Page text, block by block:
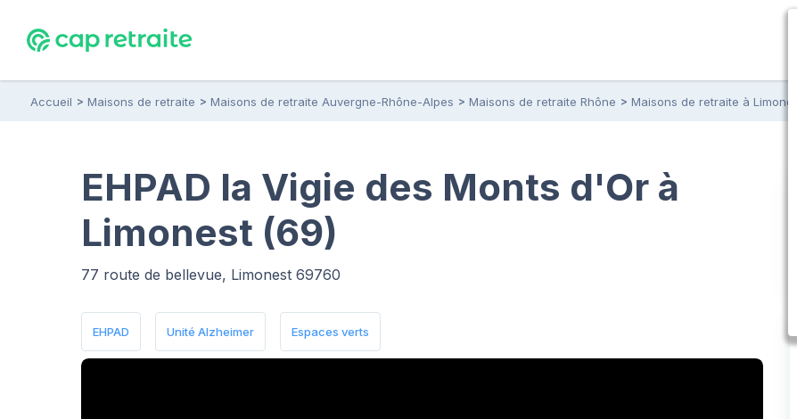
Accueil Maisons de retraite Maisons de retraite Auvergne-Rhône-Alpes Maisons de retraite Rhône Maisons de retraite à Limonest
EHPAD la Vigie des Monts d'Or à
Limonest (69)
77 route de bellevue, Limonest 69760
EHPAD Unité Alzheimer Espaces verts